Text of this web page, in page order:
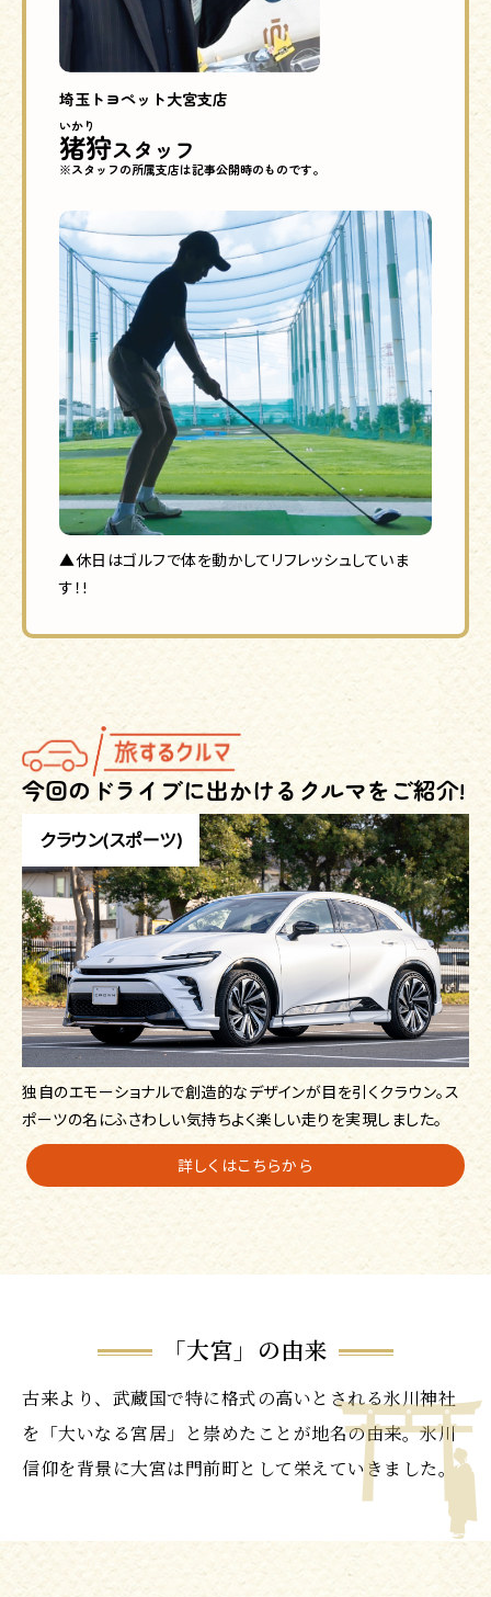
埼玉トヨペット大宮支店
いかり
猪狩スタッフ
※スタッフの所属支店は記事公開時のものです。
▲休日はゴルフで体を動かしてリフレッシュしていま
す！!
今回のドライブに出かける クルマをご紹介!
クラウン(スポーツ)
独自のエモーショナルで創造的なデザインが目を引くクラウン。ス
ポーツの名にふさわしい気持ちよく楽しい走りを実現しました。
詳しくはこちらから
「大宮」の由来
古来より、武蔵国で特に格式の高いとされる氷川神社
を「大いなる宮居」と崇めたことが地名の由来。氷川
信仰を背景に大宮は門前町として栄えていきました。